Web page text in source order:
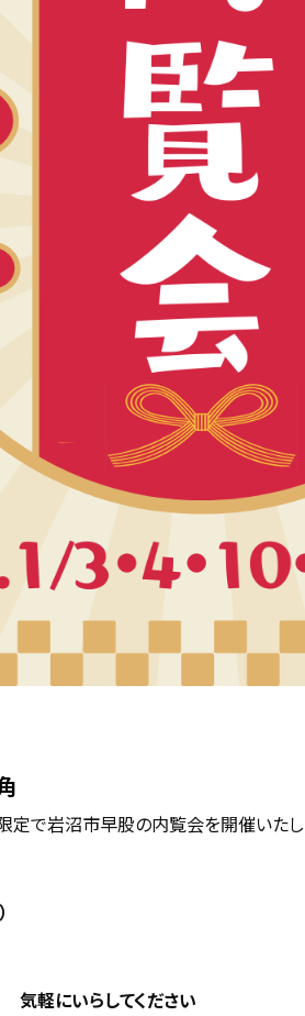
で岩沼市早股の内覧会を開催いたし
軽にいらしてください